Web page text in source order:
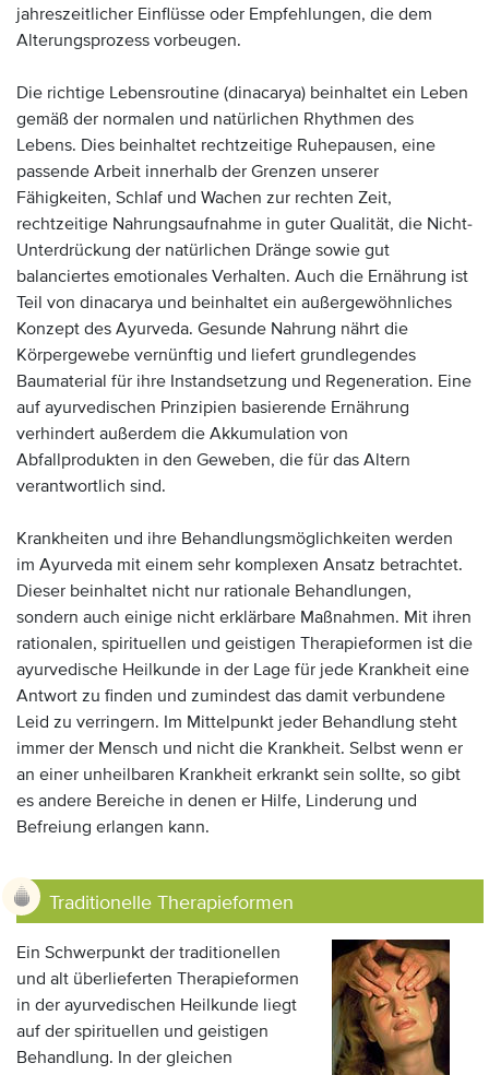
jahreszeitlicher Einflüsse oder Empfehlungen, die dem
Alterungsprozess vorbeugen.
Die richtige Lebensroutine (dinacarya) beinhaltet ein Leben
gemäß der normalen und natürlichen Rhythmen des
Lebens. Dies beinhaltet rechtzeitige Ruhepausen, eine
passende Arbeit innerhalb der Grenzen unserer
Fähigkeiten, Schlaf und Wachen zur rechten Zeit,
rechtzeitige Nahrungsaufnahme in guter Qualität, die Nicht-
Unterdrückung der natürlichen Dränge sowie gut
balanciertes emotionales Verhalten. Auch die Ernährung ist
Teil von dinacarya und beinhaltet ein außergewöhnliches
Konzept des Ayurveda. Gesunde Nahrung nährt die
Körpergewebe vernünftig und liefert grundlegendes
Baumaterial für ihre Instandsetzung und Regeneration. Eine
auf ayurvedischen Prinzipien basierende Ernährung
verhindert außerdem die Akkumulation von
Abfallprodukten in den Geweben, die für das Altern
verantwortlich sind.
Krankheiten und ihre Behandlungsmöglichkeiten werden
im Ayurveda mit einem sehr komplexen Ansatz betrachtet.
Dieser beinhaltet nicht nur rationale Behandlungen,
sondern auch einige nicht erklärbare Maßnahmen. Mit ihren
rationalen, spirituellen und geistigen Therapieformen ist die
ayurvedische Heilkunde in der Lage für jede Krankheit eine
Antwort zu finden und zumindest das damit verbundene
Leid zu verringern. Im Mittelpunkt jeder Behandlung steht
immer der Mensch und nicht die Krankheit. Selbst wenn er
an einer unheilbaren Krankheit erkrankt sein sollte, so gibt
es andere Bereiche in denen er Hilfe, Linderung und
Befreiung erlangen kann.
Traditionelle Therapieformen
Ein Schwerpunkt der traditionellen
und alt überlieferten Therapieformen
in der ayurvedischen Heilkunde liegt
auf der spirituellen und geistigen
Behandlung. In der gleichen